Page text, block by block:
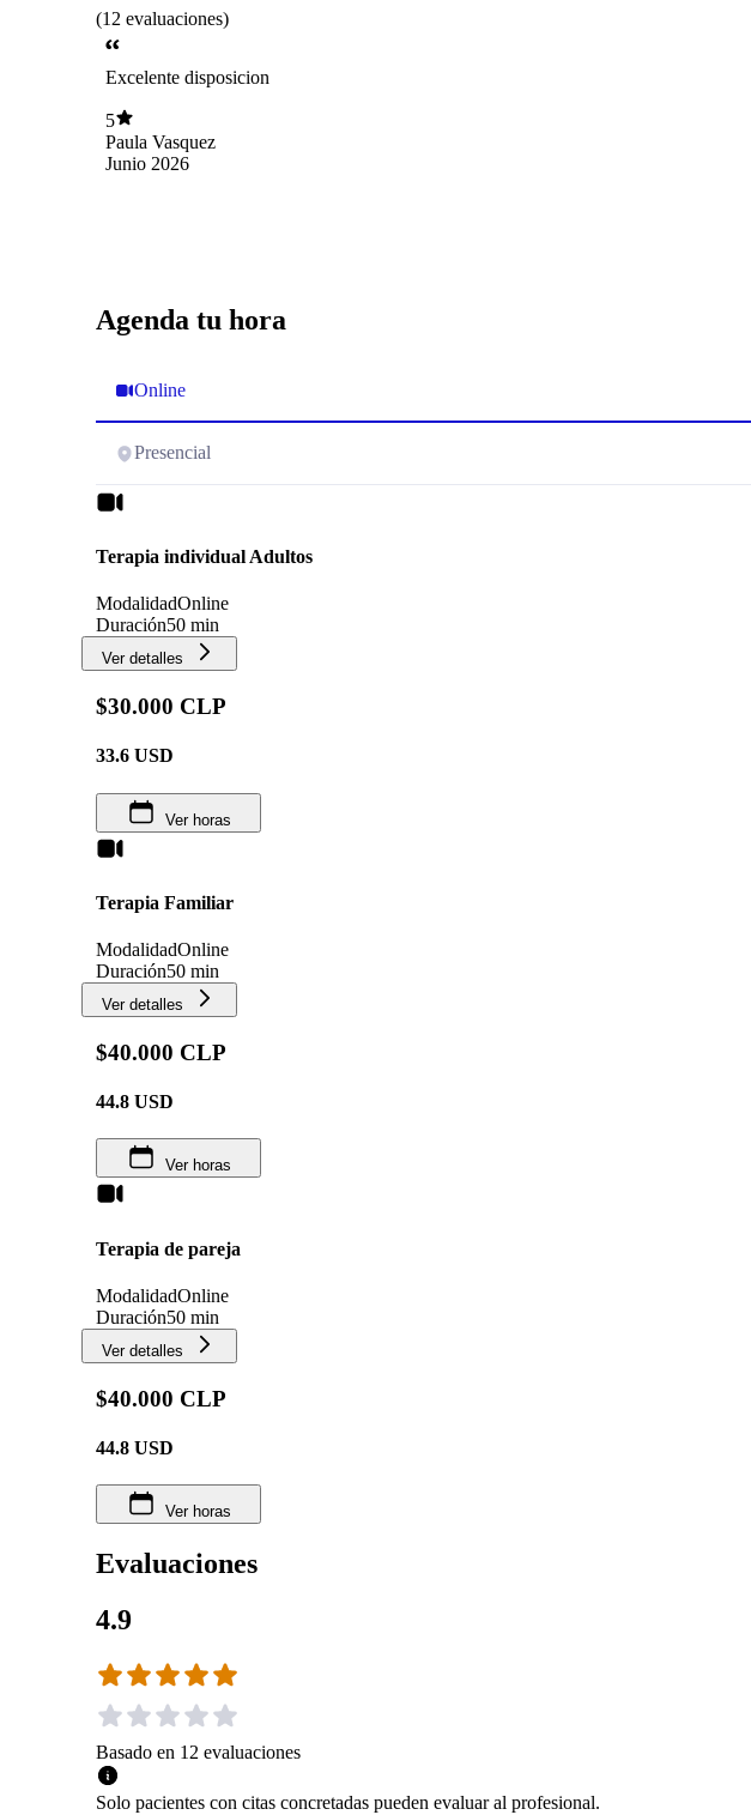
(12 evaluaciones)
Excelente disposicion
5
Paula Vasquez
Junio 2026
Agenda tu hora
Online
Presencial
Terapia individual Adultos
ModalidadOnline
Duración50 min
Ver detalles
$30.000 CLP
33.6 USD
Ver horas
Terapia Familiar
ModalidadOnline
Duración50 min
Ver detalles
$40.000 CLP
44.8 USD
Ver horas
Terapia de pareja
ModalidadOnline
Duración50 min
Ver detalles
$40.000 CLP
44.8 USD
Ver horas
Evaluaciones
4.9
Basado en 12 evaluaciones
Solo pacientes con citas concretadas pueden evaluar al profesional.